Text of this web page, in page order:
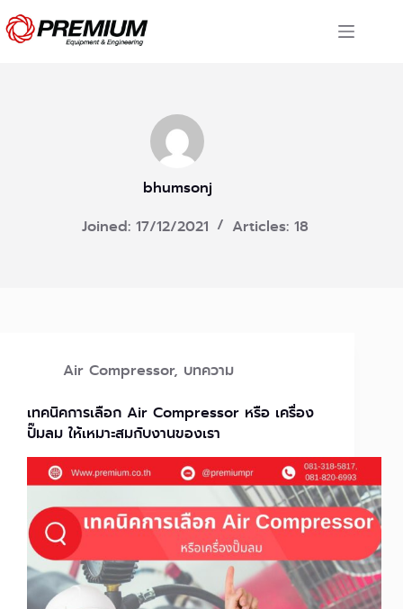
Skip
to
content
bhumsonj
Joined: 17/12/2021
Articles: 18
Air Compressor, บทความ
เทคนิคการเลือก Air Compressor หรือ เครื่อง
ปั๊มลม ให้เหมาะสมกับงานของเรา